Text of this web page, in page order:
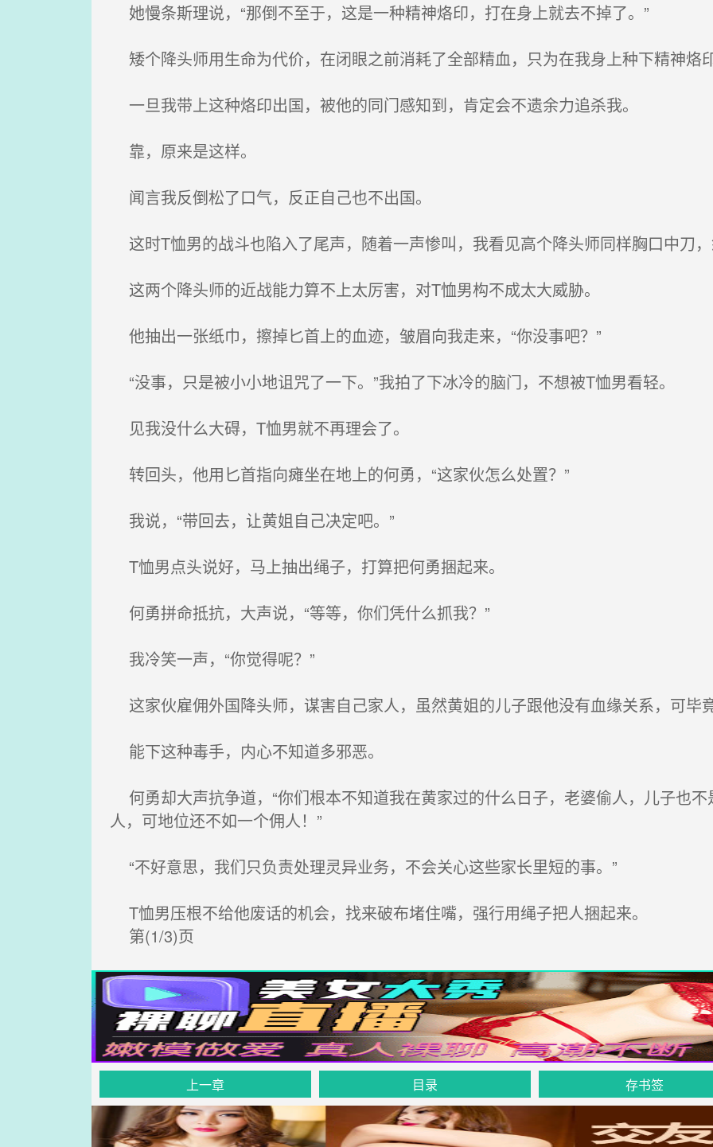
她慢条斯理说，“那倒不至于，这是一种精神烙印，打在身上就去不掉了。”
矮个降头师用生命为代价，在闭眼之前消耗了全部精血，只为在我身上种下精神烙
一旦我带上这种烙印出国，被他的同门感知到，肯定会不遗余力追杀我。
靠，原来是这样。
闻言我反倒松了口气，反正自己也不出国。
这时T恤男的战斗也陷入了尾声，随着一声惨叫，我看见高个降头师同样胸口中刀
这两个降头师的近战能力算不上太厉害，对T恤男构不成太大威胁。
他抽出一张纸巾，擦掉匕首上的血迹，皱眉向我走来，“你没事吧？”
“没事，只是被小小地诅咒了一下。”我拍了下冰冷的脑门，不想被T恤男看轻。
见我没什么大碍，T恤男就不再理会了。
转回头，他用匕首指向瘫坐在地上的何勇，“这家伙怎么处置？”
我说，“带回去，让黄姐自己决定吧。”
T恤男点头说好，马上抽出绳子，打算把何勇捆起来。
何勇拼命抵抗，大声说，“等等，你们凭什么抓我？”
我冷笑一声，“你觉得呢？”
这家伙雇佣外国降头师，谋害自己家人，虽然黄姐的儿子跟他没有血缘关系，可毕
能下这种毒手，内心不知道多邪恶。
何勇却大声抗争道，“你们根本不知道我在黄家过的什么日子，老婆偷人，儿子也
人，可地位还不如一个佣人！”
“不好意思，我们只负责处理灵异业务，不会关心这些家长里短的事。”
T恤男压根不给他废话的机会，找来破布堵住嘴，强行用绳子把人捆起来。
第(1/3)页
上一章 目录 存书签